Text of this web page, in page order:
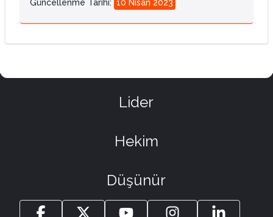
Güncellenme Tarihi: 10 Nisan 2023
Lider
Hekim
Düşünür